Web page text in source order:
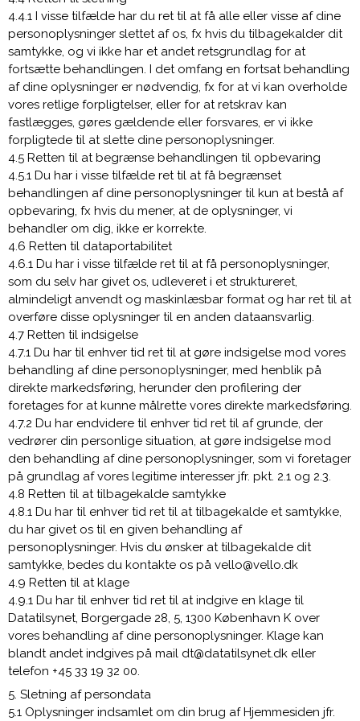
4.4.1 I visse tilfælde har du ret til at få alle eller visse af dine
personoplysninger slettet af os, fx hvis du tilbagekalder dit
samtykke, og vi ikke har et andet retsgrundlag for at
fortsætte behandlingen. I det omfang en fortsat behandling
af dine oplysninger er nødvendig, fx for at vi kan overholde
vores retlige forpligtelser, eller for at retskrav kan
fastlægges, gøres gældende eller forsvares, er vi ikke
forpligtede til at slette dine personoplysninger.
4.5 Retten til at begrænse behandlingen til opbevaring
4.5.1 Du har i visse tilfælde ret til at få begrænset
behandlingen af dine personoplysninger til kun at bestå af
opbevaring, fx hvis du mener, at de oplysninger, vi
behandler om dig, ikke er korrekte.
4.6 Retten til dataportabilitet
4.6.1 Du har i visse tilfælde ret til at få personoplysninger,
som du selv har givet os, udleveret i et struktureret,
almindeligt anvendt og maskinlæsbar format og har ret til at
overføre disse oplysninger til en anden dataansvarlig.
4.7 Retten til indsigelse
4.7.1 Du har til enhver tid ret til at gøre indsigelse mod vores
behandling af dine personoplysninger, med henblik på
direkte markedsføring, herunder den profilering der
foretages for at kunne målrette vores direkte markedsføring.
4.7.2 Du har endvidere til enhver tid ret til af grunde, der
vedrører din personlige situation, at gøre indsigelse mod
den behandling af dine personoplysninger, som vi foretager
på grundlag af vores legitime interesser jfr. pkt. 2.1 og 2.3.
4.8 Retten til at tilbagekalde samtykke
4.8.1 Du har til enhver tid ret til at tilbagekalde et samtykke,
du har givet os til en given behandling af
personoplysninger. Hvis du ønsker at tilbagekalde dit
samtykke, bedes du kontakte os på vello@vello.dk
4.9 Retten til at klage
4.9.1 Du har til enhver tid ret til at indgive en klage til
Datatilsynet, Borgergade 28, 5, 1300 København K over
vores behandling af dine personoplysninger. Klage kan
blandt andet indgives på mail dt@datatilsynet.dk eller
telefon +45 33 19 32 00.
5. Sletning af persondata
5.1 Oplysninger indsamlet om din brug af Hjemmesiden jfr.